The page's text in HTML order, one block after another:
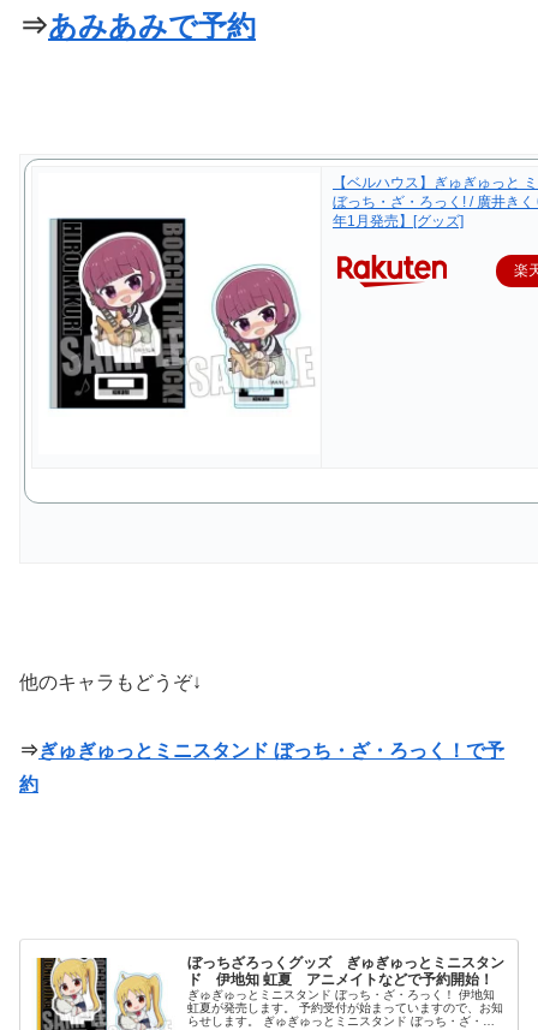
⇒あみあみで予約
【ベルハウス】ぎゅぎゅっと
ぼっち・ざ・ろっく! / 廣井き
年1月発売】[グッズ]
楽
他のキャラもどうぞ↓
⇒ぎゅぎゅっとミニスタンド ぼっち・ざ・ろっく！で予
約
ぼっちざろっくグッズ ぎゅぎゅっとミニスタン
ド 伊地知 虹夏 アニメイトなどで予約開始！
ぎゅぎゅっとミニスタンド ぼっち・ざ・ろっく！ 伊地知
虹夏が発売します。 予約受付が始まっていますので、お知
らせします。 ぎゅぎゅっとミニスタンド ぼっち・ざ・ろ